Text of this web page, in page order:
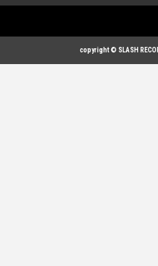
copyright © SLASH